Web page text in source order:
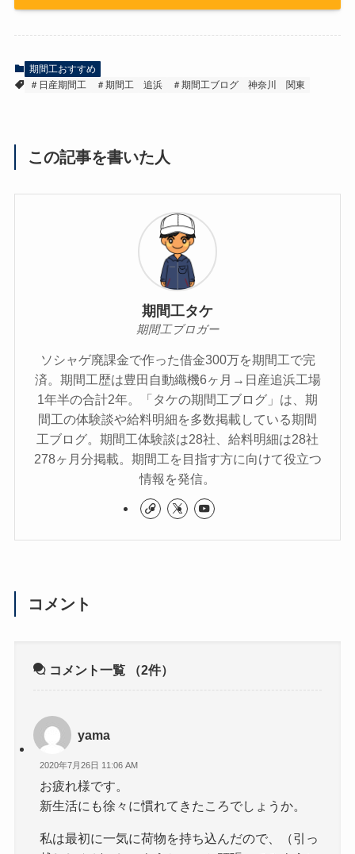
期間工おすすめ
＃日産期間工
＃期間工 追浜 ＃期間工ブログ 神奈川 関東
この記事を書いた人
期間工タケ
期間工ブロガー
ソシャゲ廃課金で作った借金300万を期間工で完
済。期間工歴は豊田自動織機6ヶ月→日産追浜工場
1年半の合計2年。「タケの期間工ブログ」は、期
間工の体験談や給料明細を多数掲載している期間
工ブログ。期間工体験談は28社、給料明細は28社
278ヶ月分掲載。期間工を目指す方に向けて役立つ
情報を発信。
コメント
コメント一覧 （2件）
yama
2020年7月26日 11:06 AM
お疲れ様です。
新生活にも徐々に慣れてきたころでしょうか。
私は最初に一気に荷物を持ち込んだので、（引っ